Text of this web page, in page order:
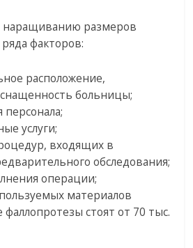
наращиванию размеров
факторов:
расположение,
больницы;
услуги;
входящих в
обследования;
операции;
материалов
стоят от 70 тыс.